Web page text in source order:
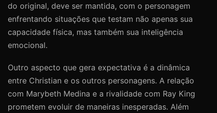
do original, deve ser mantida, com o personagem
enfrentando situações que testam não apenas sua
capacidade física, mas também sua inteligência
emocional.
Outro aspecto que gera expectativa é a dinâmica
entre Christian e os outros personagens. A relação
com Marybeth Medina e a rivalidade com Ray King
prometem evoluir de maneiras inesperadas. Além